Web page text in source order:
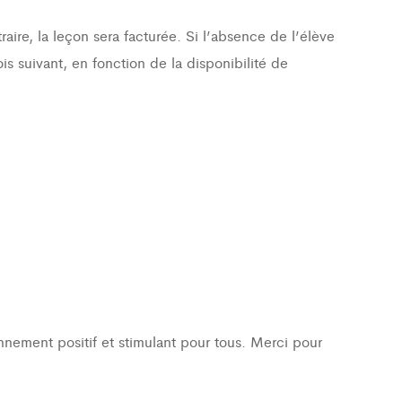
la leçon sera facturée. Si l’absence de l’élève
suivant, en fonction de la disponibilité de
positif et stimulant pour tous. Merci pour